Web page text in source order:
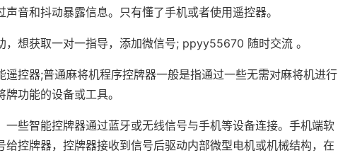
音和抖动暴露信息。只有懂了手机或者使用遥控器。
，想获取一对一指导，添加微信号; ppyy55670 随时交流 。
遥控器;普通麻将机程序控牌器一般是指通过一些无需对麻将机进行
功能的设备或工具。
一些智能控牌器通过蓝牙或无线信号与手机等设备连接。手机端软
给控牌器，控牌器接收到信号后驱动内部微型电机或机械结构，在